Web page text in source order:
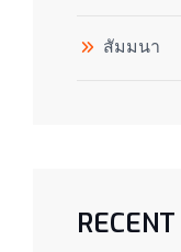
สัมมนา